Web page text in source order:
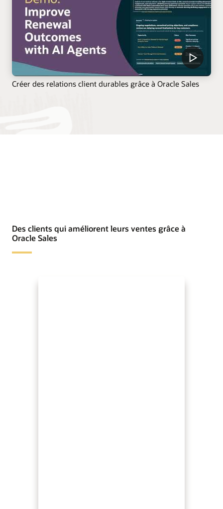
Créer des relations client durables grâce à Oracle Sales
Des clients qui améliorent leurs ventes grâce à
Oracle Sales